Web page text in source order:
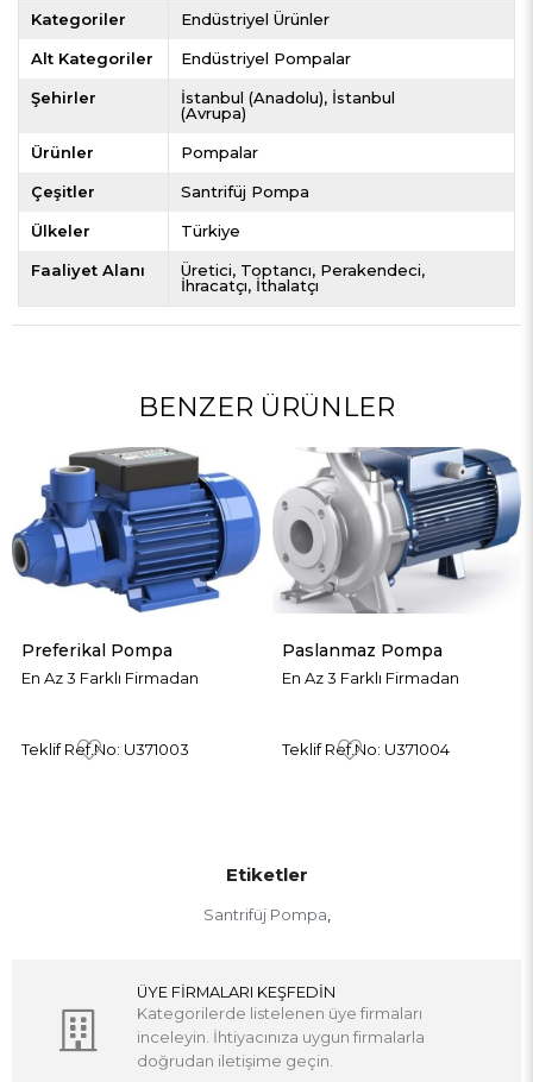
Kategoriler Endüstriyel Ürünler
Alt Kategoriler Endüstriyel Pompalar
Şehirler İstanbul (Anadolu) İstanbul
(Avrupa)
Ürünler Pompalar
Çeşitler Santrifüj Pompa
Ülkeler Türkiye
Faaliyet Alanı Üretici Toptancı Perakendeci
İhracatçı İthalatçı
BENZER ÜRÜNLER
Pompa
Firmadan
U371003
Paslanmaz Pompa
En Az 3 Farklı Firmadan
Teklif Ref.No: U371004
En Az 3
Teklif
Etiketler
Santrifüj Pompa
ÜYE FİRMALARI KEŞFEDİN
Kategorilerde listelenen üye firmaları
inceleyin. İhtiyacınıza uygun firmalarla
doğrudan iletişime geçin.